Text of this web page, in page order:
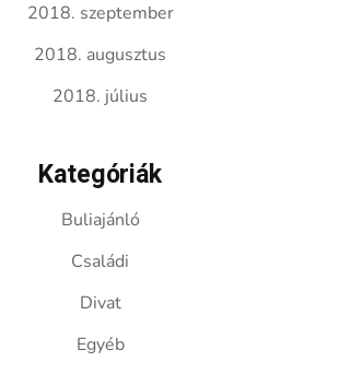
2018. szeptember
2018. augusztus
2018. július
Kategóriák
Buliajánló
Családi
Divat
Egyéb